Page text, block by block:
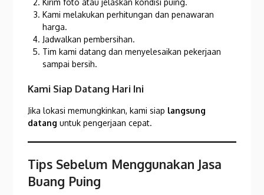
Kirim foto atau jelaskan kondisi puing.
Kami melakukan perhitungan dan penawaran
harga.
Jadwalkan pembersihan.
Tim kami datang dan menyelesaikan pekerjaan
sampai bersih.
Kami Siap Datang Hari Ini
Jika lokasi memungkinkan, kami siap langsung
datang untuk pengerjaan cepat.
Tips Sebelum Menggunakan Jasa
Buang Puing